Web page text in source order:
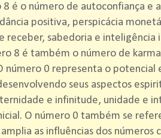
8 é o número de autoconfiança e
positiva, perspicácia
receber, sabedoria e
8 é também o número de
número 0 representa o potencial
seus aspectos
e infinitude, unidade e
O número 0 também se
as influências dos números